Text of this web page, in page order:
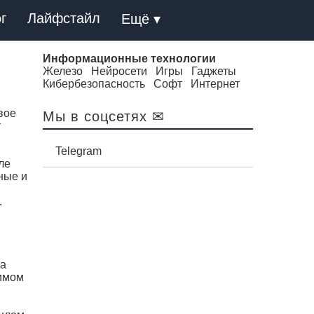
Лайфстайл Ещё ▾
и
Информационные технологии
Железо
Нейросети Игры
Гаджеты
Кибербезопасность
Софт Интернет
Мы в соцсетях ✉
Telegram